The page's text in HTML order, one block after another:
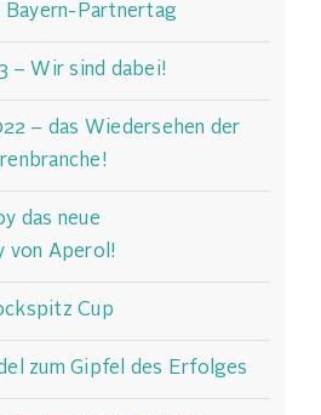
Bayern-Partnertag
– Wir sind dabei!
– das Wiedersehen der
das neue
von Aperol!
Cup
zum Gipfel des Erfolges